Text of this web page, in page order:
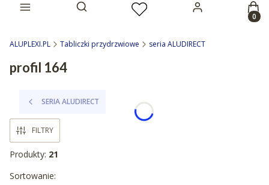
Otwórz wyszukiwarkę
ALUPLEXI.PL Tabliczki przydrzwiowe seria ALUDIRECT
profil 164
SERIA ALUDIRECT
FILTRY
Produkty: 21
Lista produktów
Sortowanie: